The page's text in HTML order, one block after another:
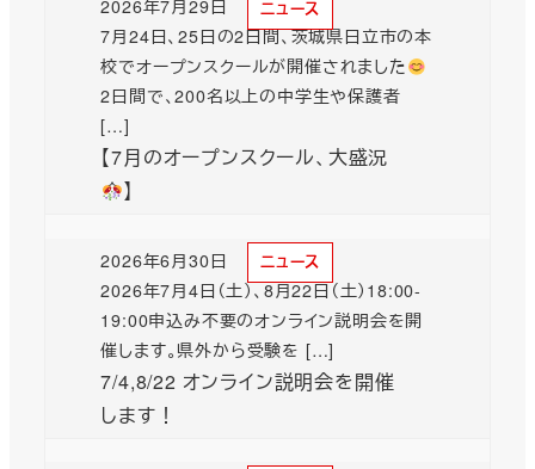
ニュース
【7月のオープンスクール、大盛況
】
7月24日、25日の2日間、茨城県日立市の本
校でオープンスクールが開催されました
2日間で、200名以上の中学生や保護者
[…]
投稿日
2026年7月29日
ニュース
7/4,8/22 オンライン説明会を開催
します！
2026年7月4日（土）、8月22日（土）18:00-
19:00申込み不要のオンライン説明会を開
催します。県外から受験を […]
投稿日
2026年6月30日